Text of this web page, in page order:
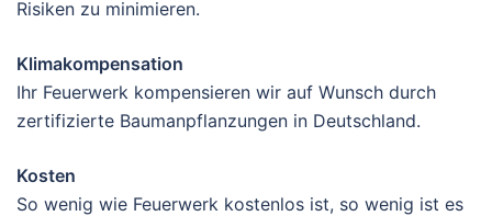
Risiken zu minimieren.
Klimakompensation
Ihr Feuerwerk kompensieren wir auf Wunsch durch
zertifizierte Baumanpflanzungen in Deutschland.
Kosten
So wenig wie Feuerwerk kostenlos ist, so wenig ist es